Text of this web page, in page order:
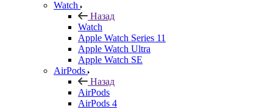
Watch
Назад
Watch
Apple Watch Series 11
Apple Watch Ultra
Apple Watch SE
AirPods
Назад
AirPods
AirPods 4